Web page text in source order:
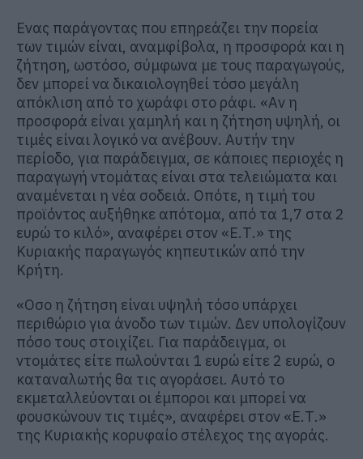
Ενας παράγοντας που επηρεάζει την πορεία
των τιμών είναι, αναμφίβολα, η προσφορά και η
ζήτηση, ωστόσο, σύμφωνα με τους παραγωγούς,
δεν μπορεί να δικαιολογηθεί τόσο μεγάλη
απόκλιση από το χωράφι στο ράφι. «Αν η
προσφορά είναι χαμηλή και η ζήτηση υψηλή, οι
τιμές είναι λογικό να ανέβουν. Αυτήν την
περίοδο, για παράδειγμα, σε κάποιες περιοχές η
παραγωγή ντομάτας είναι στα τελειώματα και
αναμένεται η νέα σοδειά. Οπότε, η τιμή του
προϊόντος αυξήθηκε απότομα, από τα 1,7 στα 2
ευρώ το κιλό», αναφέρει στον «Ε.Τ.» της
Κυριακής παραγωγός κηπευτικών από την
Κρήτη.
«Οσο η ζήτηση είναι υψηλή τόσο υπάρχει
περιθώριο για άνοδο των τιμών. Δεν υπολογίζουν
πόσο τους στοιχίζει. Για παράδειγμα, οι
ντομάτες είτε πωλούνται 1 ευρώ είτε 2 ευρώ, ο
καταναλωτής θα τις αγοράσει. Αυτό το
εκμεταλλεύονται οι έμποροι και μπορεί να
φουσκώνουν τις τιμές», αναφέρει στον «Ε.Τ.»
της Κυριακής κορυφαίο στέλεχος της αγοράς.